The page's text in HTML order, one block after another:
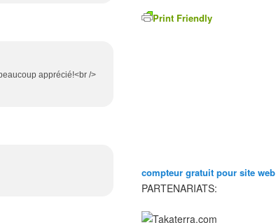
apprécié!<br />
Print Friendly
compteur gratuit pour site web
PARTENARIATS: